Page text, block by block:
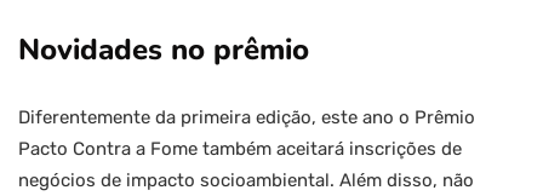
Novidades no prêmio
Diferentemente da primeira edição, este ano o Prêmio
Pacto Contra a Fome também aceitará inscrições de
negócios de impacto socioambiental. Além disso, não